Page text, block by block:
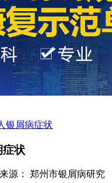
银屑病症状
症状
源： 郑州市银屑病研究